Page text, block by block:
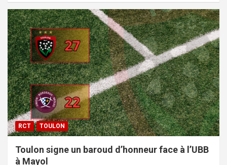
RCT TOULON
Toulon signe un baroud d’honneur face à l’UBB
à Mayol